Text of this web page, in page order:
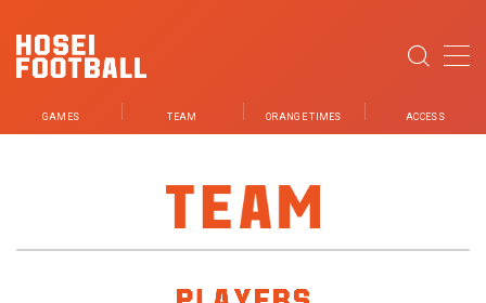
MENU
GAMES TEAM ORANGE TIMES ACCESS